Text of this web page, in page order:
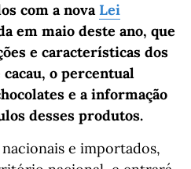
com a nova Lei
em maio deste ano, que
e características dos
o percentual
e a informação
desses produtos.
e importados,